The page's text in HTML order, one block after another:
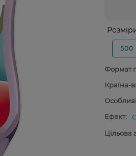
500
Формат
Країна-
Ефект:
Цільова